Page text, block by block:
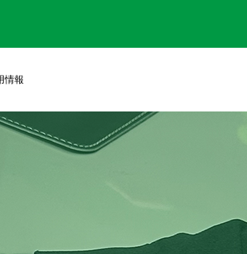
情報